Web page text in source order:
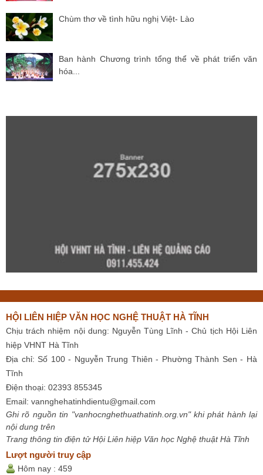
Chùm thơ về tình hữu nghị Việt- Lào
Ban hành Chương trình tổng thể về phát triển văn
hóa...
HỘI LIÊN HIỆP VĂN HỌC NGHỆ THUẬT HÀ TĨNH
Chịu trách nhiệm nội dung: Nguyễn Tùng Lĩnh - Chủ tịch Hội Liên
hiệp VHNT Hà Tĩnh
Địa chỉ: Số 100 - Nguyễn Trung Thiên - Phường Thành Sen - Hà
Tĩnh
Điện thoại: 02393 855345
Email: vannghehatinhdientu@gmail.com
Ghi rõ nguồn tin "vanhocnghethuathatinh.org.vn" khi phát hành lại
nội dung trên
Trang thông tin điện tử Hội Liên hiệp Văn học Nghệ thuật Hà Tĩnh
Lượt người truy cập
Hôm nay : 459